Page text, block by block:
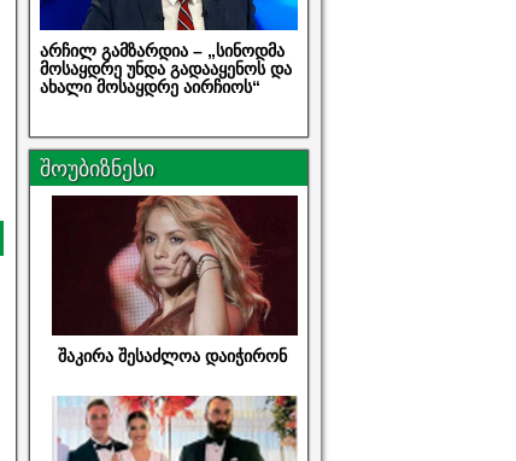
არჩილ გამზარდია – „სინოდმა
მოსაყდრე უნდა გადააყენოს და
ახალი მოსაყდრე აირჩიოს“
შოუბიზნესი
შაკირა შესაძლოა დაიჭირონ